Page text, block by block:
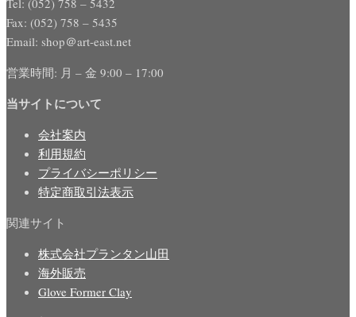
Tel: (052) 758 – 5432
Fax: (052) 758 – 5435
Email: shop＠art-east.net
営業時間: 月 – 金 9:00 – 17:00
当サイトについて
会社案内
利用規約
プライバシーポリシー
特定商取引法表示
関連サイト
株式会社プランタン山田
海外販売
Glove Former Clay